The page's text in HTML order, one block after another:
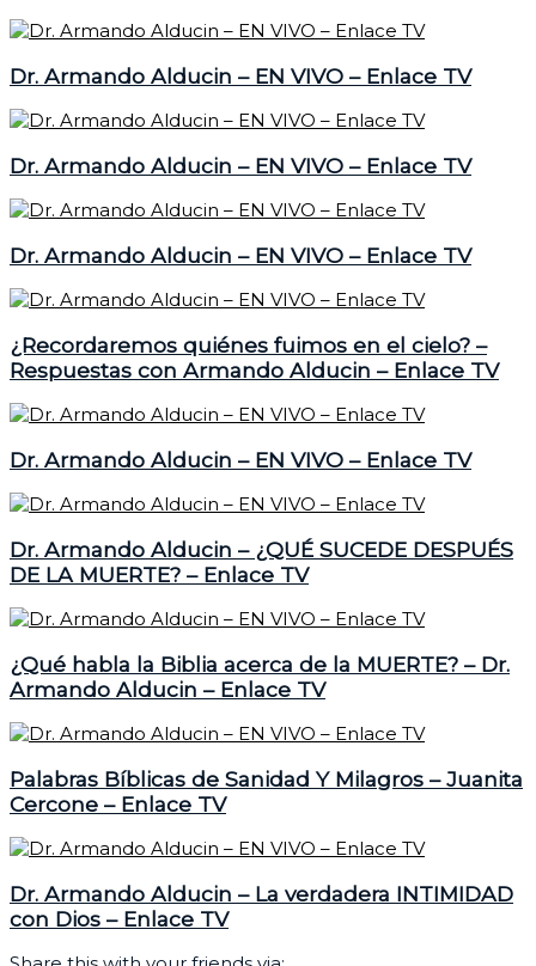
Dr. Armando Alducin – EN VIVO – Enlace TV
Dr. Armando Alducin – EN VIVO – Enlace TV
Dr. Armando Alducin – EN VIVO – Enlace TV
¿Recordaremos quiénes fuimos en el cielo? –
Respuestas con Armando Alducin – Enlace TV
Dr. Armando Alducin – EN VIVO – Enlace TV
Dr. Armando Alducin – ¿QUÉ SUCEDE DESPUÉS
DE LA MUERTE? – Enlace TV
¿Qué habla la Biblia acerca de la MUERTE? – Dr.
Armando Alducin – Enlace TV
Palabras Bíblicas de Sanidad Y Milagros – Juanita
Cercone – Enlace TV
Dr. Armando Alducin – La verdadera INTIMIDAD
con Dios – Enlace TV